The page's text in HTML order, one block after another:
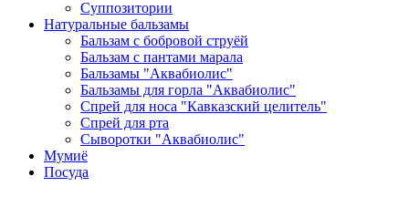
Суппозитории
Натуральные бальзамы
Бальзам с бобровой струёй
Бальзам с пантами марала
Бальзамы "Аквабиолис"
Бальзамы для горла "Аквабиолис"
Спрей для носа "Кавказский целитель"
Спрей для рта
Сыворотки "Аквабиолис"
Мумиё
Посуда